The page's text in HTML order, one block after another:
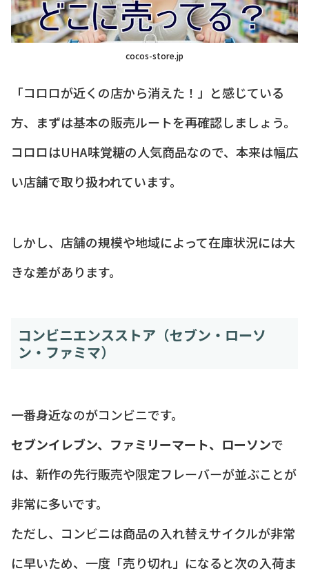
cocos-store.jp
「コロロが近くの店から消えた！」と感じている
方、まずは基本の販売ルートを再確認しましょう。
コロロはUHA味覚糖の人気商品なので、本来は幅広
い店舗で取り扱われています。
しかし、店舗の規模や地域によって在庫状況には大
きな差があります。
コンビニエンスストア（セブン・ローソ
ン・ファミマ）
一番身近なのがコンビニです。
セブンイレブン、ファミリーマート、ローソンで
は、新作の先行販売や限定フレーバーが並ぶことが
非常に多いです。
ただし、コンビニは商品の入れ替えサイクルが非常
に早いため、一度「売り切れ」になると次の入荷ま